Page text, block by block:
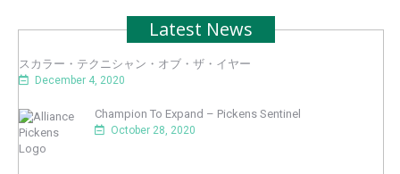
Latest News
スカラー・テクニシャン・オブ・ザ・イヤー
December 4, 2020
Champion To Expand – Pickens Sentinel
October 28, 2020